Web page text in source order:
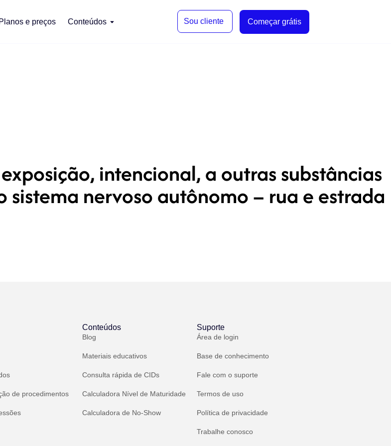
Planos e preços Conteúdos Sou cliente Começar grátis
intencional, a outras substâncias
nervoso autônomo – rua e estrada
de procedimentos
Conteúdos
Blog
Materiais educativos
Consulta rápida de CIDs
Calculadora Nível de Maturidade
Calculadora de No-Show
Suporte
Área de login
Base de conhecimento
Fale com o suporte
Termos de uso
Política de privacidade
Trabalhe conosco